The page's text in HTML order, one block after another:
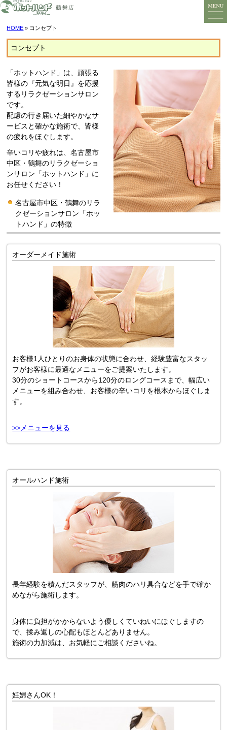
HOME » コンセプト
コンセプト
「ホットハンド」は、頑張る
皆様の『元気な明日』を応援
するリラクゼーションサロン
です。
配慮の行き届いた細やかなサ
ービスと確かな施術で、皆様
の疲れをほぐします。
辛いコリや疲れは、名古屋市
中区・鶴舞のリラクゼーショ
ンサロン「ホットハンド」に
お任せください！
名古屋市中区・鶴舞のリラ
クゼーションサロン「ホッ
トハンド」の特徴
オーダーメイド施術
お客様1人ひとりのお身体の状態に合わせ、経験豊富なスタッ
フがお客様に最適なメニューをご提案いたします。
30分のショートコースから120分のロングコースまで、幅広い
メニューを組み合わせ、お客様の辛いコリを根本からほぐしま
す。
>>メニューを見る
オールハンド施術
長年経験を積んだスタッフが、筋肉のハリ具合などを手で確か
めながら施術します。
身体に負担がかからないよう優しくていねいにほぐしますの
で、揉み返しの心配もほとんどありません。
施術の力加減は、お気軽にご相談くださいね。
妊婦さんOK！